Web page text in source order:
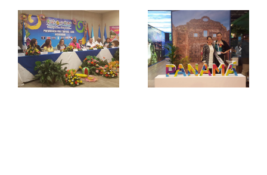
Centroamérica
participa en la
feria WTM
2016